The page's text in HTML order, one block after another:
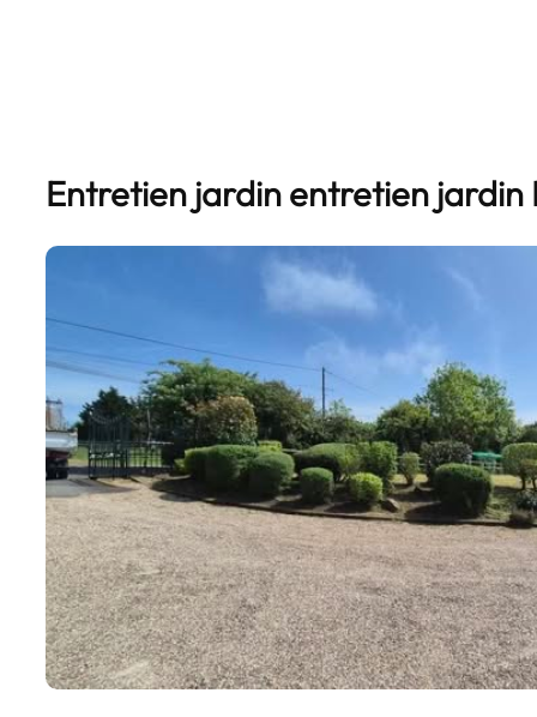
Entretien jardin entretien jardin